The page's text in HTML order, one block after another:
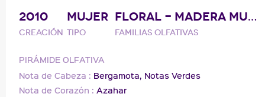
2010
Creación
MUJER
Tipo
FLORAL - MADERA MUSGO
Familias olfativas
PIRÁMIDE OLFATIVA
Nota de Cabeza : Bergamota, Notas Verdes
Nota de Corazón : Azahar